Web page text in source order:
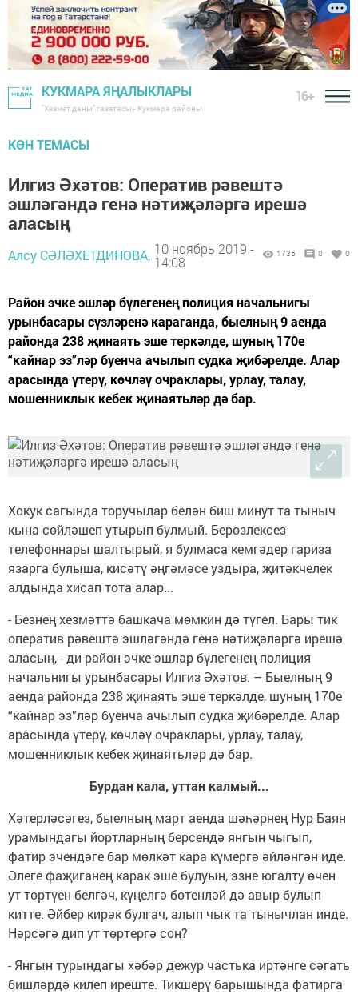
КУКМАРА ЯҢАЛЫКЛАРЫ
"Хезмәт даны" газетасы - Кукмара районы
16+
КӨН ТЕМАСЫ
Илгиз Әхәтов: Оператив рәвештә
эшләгәндә генә нәтиҗәләргә ирешә
аласың
Алсу СӘЛӘХЕТДИНОВА, 10 ноябрь 2019 -
14:08
1735 0 0
Район эчке эшләр бүлегенең полиция начальнигы
урынбасары сүзләренә караганда, быелның 9 аенда
районда 238 җинаять эше теркәлде, шуның 170е
“кайнар эз”ләр буенча ачылып судка җибәрелде. Алар
арасында үтерү, көчләү очраклары, урлау, талау,
мошенниклык кебек җинаятьләр дә бар.
Хокук сагында торучылар белән биш минут та тыныч
кына сөйләшеп утырып булмый. Берөзлексез
телефоннары шалтырый, я булмаса кемгәдер гариза
язарга булыша, кисәтү әңгәмәсе уздыра, җитәкчелек
алдында хисап тота алар...
- Безнең хезмәттә башкача мөмкин дә түгел. Бары тик
оператив рәвештә эшләгәндә генә нәтиҗәләргә ирешә
аласың, - ди район эчке эшләр бүлегенең полиция
начальнигы урынбасары Илгиз Әхәтов. – Быелның 9
аенда районда 238 җинаять эше теркәлде, шуның 170е
“кайнар эз”ләр буенча ачылып судка җибәрелде. Алар
арасында үтерү, көчләү очраклары, урлау, талау,
мошенниклык кебек җинаятьләр дә бар.
Бурдан кала, уттан калмый...
Хәтерләсәгез, быелның март аенда шәһәрнең Нур Баян
урамындагы йортларның берсендә янгын чыгып,
фатир эчендәге бар мөлкәт кара күмергә әйләнгән иде.
Әлеге фаҗиганең карак эше булуын, эзне югалту өчен
ут төртүен белгәч, күңелгә бөтенләй дә авыр булып
китте. Әйбер кирәк булгач, алып чык та тынычлан инде.
Нәрсәгә дип ут төртергә соң?
- Янгын турындагы хәбәр дежур частька иртәнге сәгать
бишләрдә килеп иреште. Тикшерү барышында фатирга